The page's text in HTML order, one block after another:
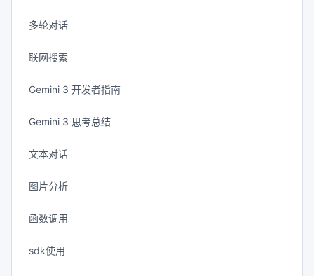
多轮对话
联网搜索
Gemini 3 开发者指南
Gemini 3 思考总结
文本对话
图片分析
函数调用
sdk使用